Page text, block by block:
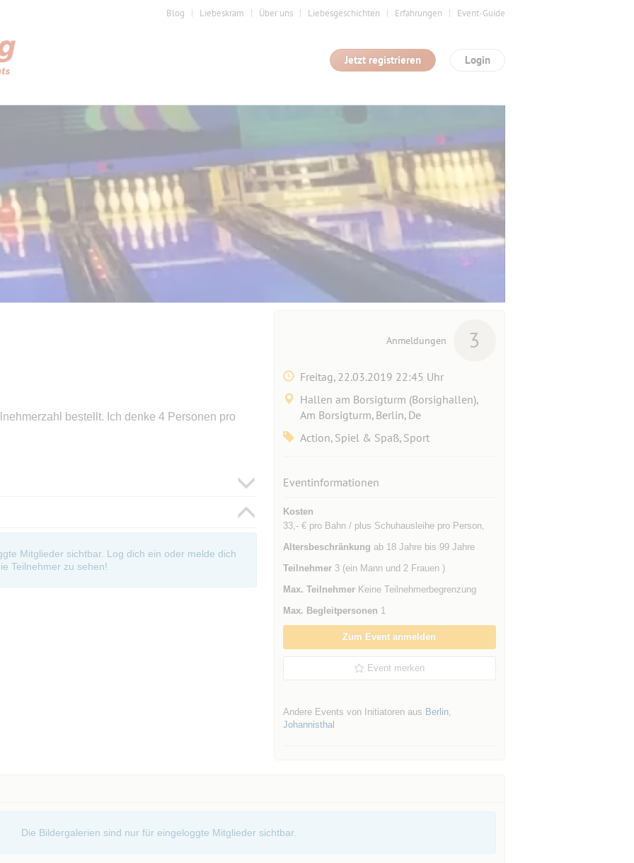
Blog Liebeskram Über uns Liebesgeschichten Erfahrungen Event-Guide
Login
Jetzt registrieren
bestellt. Ich denke 4 Personen pro
Mitglieder sichtbar. Log dich ein oder melde dich
Teilnehmer zu sehen!
Anmeldungen 3
Freitag, 22.03.2019 22:45 Uhr
Hallen am Borsigturm (Borsighallen),
Am Borsigturm, Berlin, De
Action, Spiel & Spaß, Sport
Eventinformationen
Kosten
33,- € pro Bahn / plus Schuhausleihe pro Person,
Altersbeschränkung ab 18 Jahre bis 99 Jahre
Teilnehmer3 (ein Mann und 2 Frauen )
Max. TeilnehmerKeine Teilnehmerbegrenzung
Max. Begleitpersonen 1
Zum Event anmelden
Event merken
Andere Events von Initiatoren aus Berlin,
Johannisthal
Die Bildergalerien sind nur für eingeloggte Mitglieder sichtbar.